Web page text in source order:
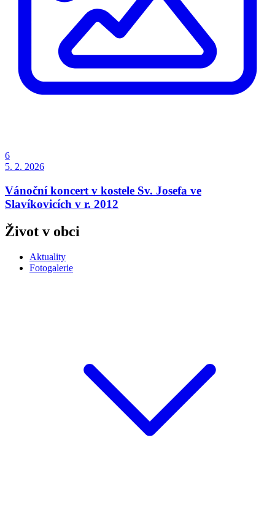
6
5. 2. 2026
Vánoční koncert v kostele Sv. Josefa ve
Slavíkovicích v r. 2012
Život v obci
Aktuality
Fotogalerie